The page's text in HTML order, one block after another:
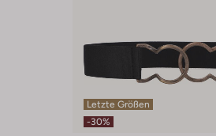
Letzte Größen
-30%